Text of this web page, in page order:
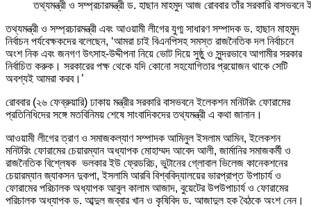
তথ্যমন্ত্রী ও সম্প্রচারমন্ত্রী ড. হাছান মাহমুদ আজ রোববার তাঁর সরকারি
তথ্যমন্ত্রী ও সম্প্রচারমন্ত্রী এবং আওয়ামী লীগের যুগ্ম সাধারণ সম্পাদক ড. হাছান মাহমুদ
নির্বাচন পর্যবেক্ষকদের বলেছেন, ‘আমরা চাই বিএনপিসহ সমস্ত রাজনৈতিক দল নির্বাচনে
অংশ নিক এবং জনগণ উৎসাহ-উদ্দীপনা নিয়ে ভোট দিয়ে সুষ্ঠু ও সুন্দরভাবে আগামীর সরকার
নির্বাচিত করুক। সরকারের পক্ষ থেকে যদি কোনো সহযোগিতার প্রয়োজন থাকে সেটি
অবশ্যই আমরা করব।’
রোববার (২৬ ফেব্রুয়ারি) ঢাকায় মন্ত্রীর সরকারি বাসভবনে ইলেকশন মনিটরিং ফোরামের
প্রতিনিধিদের সঙ্গে মতবিনিময় শেষে সাংবাদিকদের তথ্যমন্ত্রী এ কথা জানান।
আওয়ামী লীগের ত্রাণ ও সমাজকল্যাণ সম্পাদক আমিনুল ইসলাম আমিন, ইলেকশন
মনিটরিং ফোরামের চেয়ারম্যান অধ্যাপক মোহাম্মদ আবেদ আলী, জার্মানির সমাজকর্মী ও
রাজনৈতিক বিশ্লেষক ভলকার ইউ ফ্রেডরিচ, ভুটানের গ্লোবাল ভিলেজ কানেকশনের
চেয়ারম্যান জ্যাকসন দুকপা, ইসলামি আরবি বিশ্ববিদ্যালয়ের ভারপ্রাপ্ত উপাচার্য ও
ফোরামের পরিচালক অধ্যাপক আবুল কালাম আজাদ, বুয়েটের উপউপাচার্য ও ফোরামের
পরিচালক অধ্যাপক ড. আব্দুল জব্বার খান ও কৃষিবিদ ড. আজাদুল হক বৈঠকে অংশ নেন।